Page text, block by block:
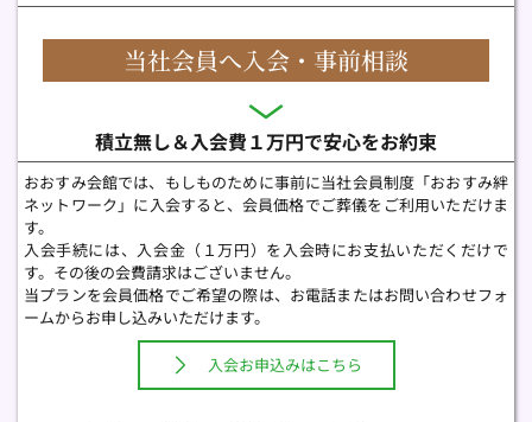
当社会員へ入会・事前相談
積立無し＆入会費１万円で安心をお約束
おおすみ会館では、もしものために事前に当社会員制度「おおすみ絆
ネットワーク」に入会すると、会員価格でご葬儀をご利用いただけま
す。
入会手続には、入会金（１万円）を入会時にお支払いただくだけで
す。その後の会費請求はございません。
当プランを会員価格でご希望の際は、お電話またはお問い合わせフォ
ームからお申し込みいただけます。
入会お申込みはこちら